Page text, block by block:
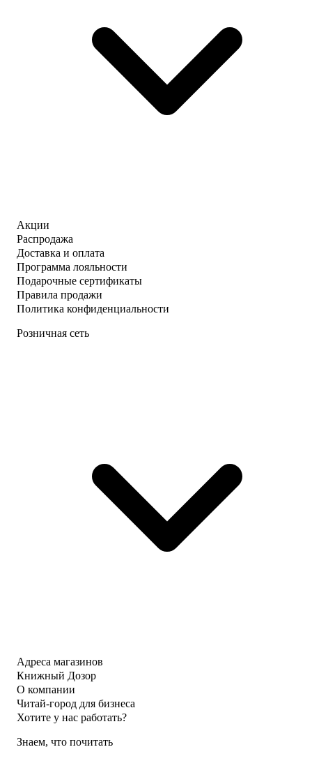
Акции
Распродажа
Доставка и оплата
Программа лояльности
Подарочные сертификаты
Правила продажи
Политика конфиденциальности
Розничная сеть
Адреса магазинов
Книжный Дозор
О компании
Читай-город для бизнеса
Хотите у нас работать?
Знаем, что почитать